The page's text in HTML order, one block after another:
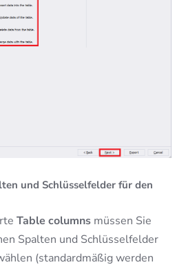
und Schlüsselfelder für den
Table columns müssen Sie
Spalten und Schlüsselfelder
(standardmäßig werden